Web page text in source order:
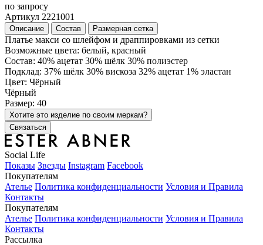
по запросу
Артикул 2221001
Описание Состав Размерная сетка
Платье макси со шлейфом и драппировками из сетки
Возможные цвета: белый, красный
Состав: 40% ацетат 30% шёлк 30% полиэстер
Подклад: 37% шёлк 30% вискоза 32% ацетат 1% эластан
Цвет: Чёрный
Чёрный
Размер: 40
Хотите это изделие по своим меркам?
Связаться
Social Life
Показы Звезды Instagram Facebook
Покупателям
Ателье Политика конфиденциальности Условия и Правила
Контакты
Покупателям
Ателье Политика конфиденциальности Условия и Правила
Контакты
Рассылка